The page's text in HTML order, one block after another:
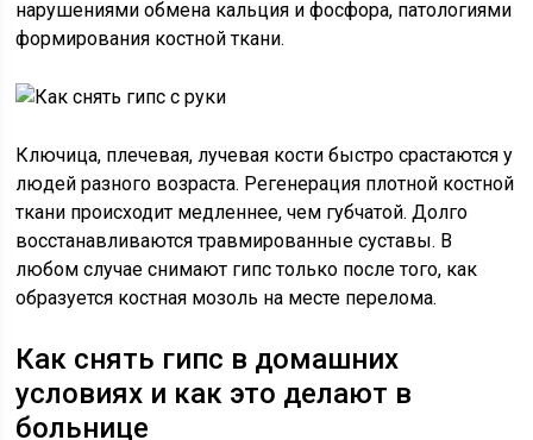
нарушениями обмена кальция и фосфора, патологиями
формирования костной ткани.
Ключица, плечевая, лучевая кости быстро срастаются у
людей разного возраста. Регенерация плотной костной
ткани происходит медленнее, чем губчатой. Долго
восстанавливаются травмированные суставы. В
любом случае снимают гипс только после того, как
образуется костная мозоль на месте перелома.
Как снять гипс в домашних
условиях и как это делают в
больнице